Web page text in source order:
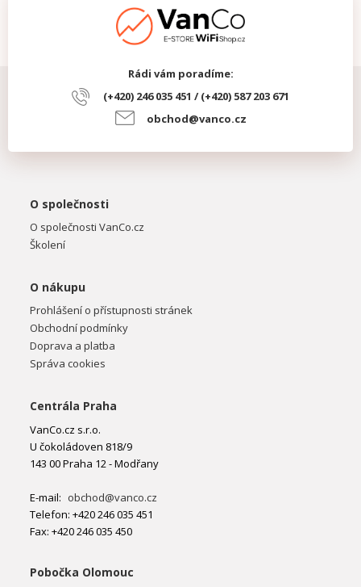
Rádi vám poradíme:
(+420) 246 035 451 / (+420) 587 203 671
obchod@vanco.cz
O společnosti
O společnosti VanCo.cz
Školení
O nákupu
Prohlášení o přístupnosti stránek
Obchodní podmínky
Doprava a platba
Správa cookies
Centrála Praha
VanCo.cz s.r.o.
U čokoládoven 818/9
143 00 Praha 12 - Modřany
E-mail: obchod@vanco.cz
Telefon: +420 246 035 451
Fax: +420 246 035 450
Pobočka Olomouc